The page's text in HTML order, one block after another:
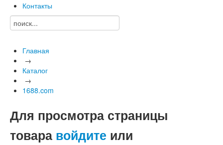
Контакты
Главная
→
Каталог
→
1688.com
Для просмотра страницы
товара войдите или